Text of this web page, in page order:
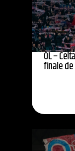
OL –
finale de